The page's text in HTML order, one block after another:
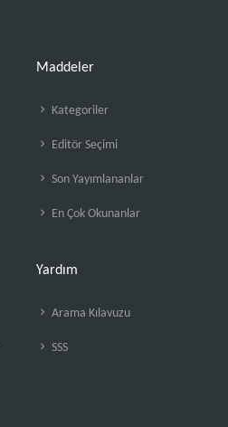
Maddeler
Kategoriler
Editör Seçimi
Son Yayımlananlar
En Çok Okunanlar
Yardım
Arama Kılavuzu
SSS